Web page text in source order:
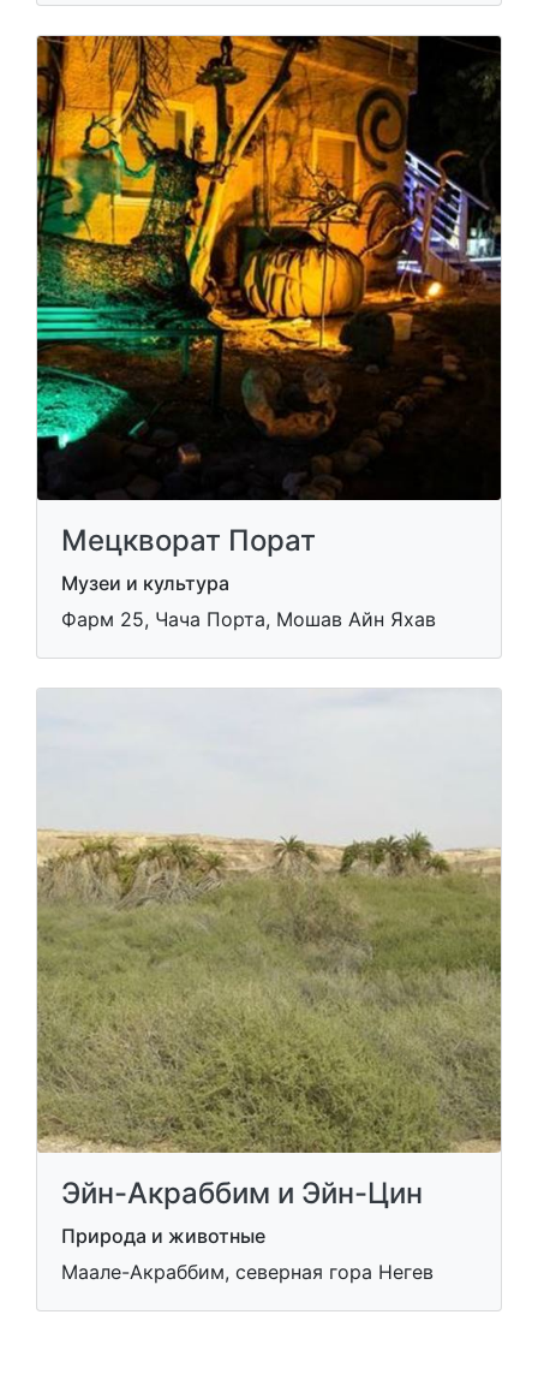
Мецкворат Порат
Музеи и культура
Фарм 25, Чача Порта, Мошав Айн Яхав
Эйн-Акраббим и Эйн-Цин
Природа и животные
Маале-Акраббим, северная гора Негев